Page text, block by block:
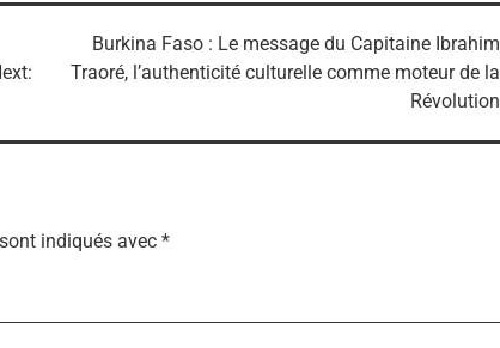
Burkina Faso : Le message du Capitaine Ibrahim
Traoré, l’authenticité culturelle comme moteur de la
Révolution
indiqués avec *